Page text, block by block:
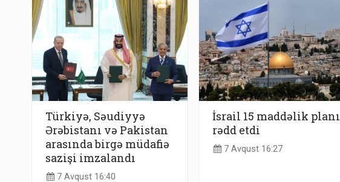
Türkiyə, Səudiyyə
Ərəbistanı və Pakistan
arasında birgə müdafiə
sazişi imzalandı
7 Avqust 16:40
İsrail 15 maddəlik planı
rədd etdi
7 Avqust 16:27